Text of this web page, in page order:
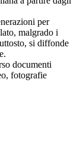
per
malgrado i
si diffonde
documenti
fotografie